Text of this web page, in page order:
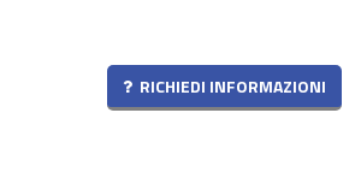
RICHIEDI INFORMAZIONI